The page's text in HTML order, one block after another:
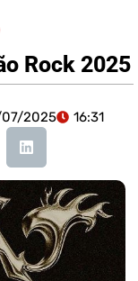
Rock 2025
2025 16:31